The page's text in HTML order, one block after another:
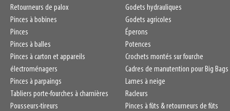
Retourneurs de palox
Pinces à bobines
Pinces
Pinces à balles
Pinces à carton et appareils
électroménagers
Pinces à parpaings
Tabliers porte-fourches à charnières
Pousseurs-tireurs
Godets hydrauliques
Godets agricoles
Éperons
Potences
Crochets montés sur fourche
Cadres de manutention pour Big Bags
Lames à neige
Racleurs
Pinces à fûts & retourneurs de fûts